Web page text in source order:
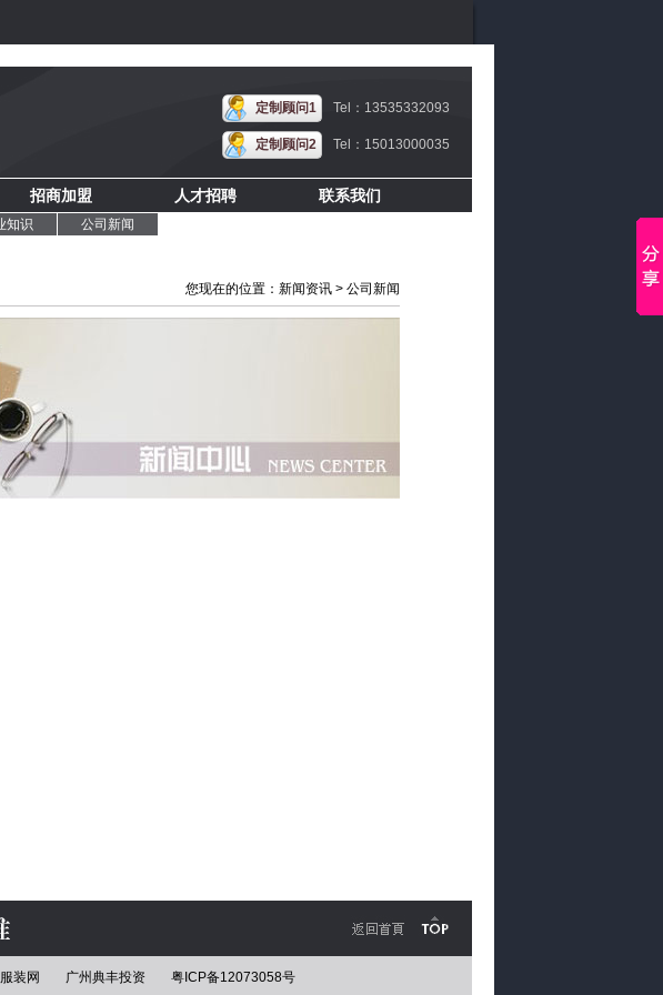
定制顾问1 Tel：13535332093
定制顾问2 Tel：15013000035
知识 公司新闻
招商加盟 人才招聘 联系我们
您现在的位置：新闻资讯 > 公司新闻
装网 广州典丰投资 粤ICP备12073058号